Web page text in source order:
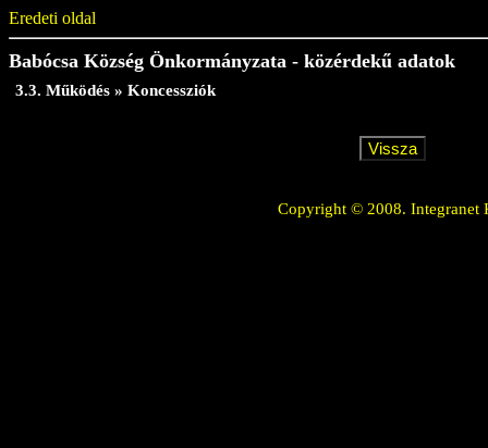
Eredeti oldal
Babócsa Község Önkormányzata - közérdekű adatok
3.3. Működés » Koncessziók
Copyright © 2008. Integranet